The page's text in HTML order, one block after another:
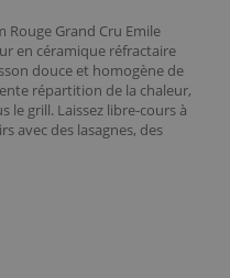
Rouge Grand Cru Emile
en céramique réfractaire
douce et homogène de
répartition de la chaleur,
grill. Laissez libre-cours à
avec des lasagnes, des